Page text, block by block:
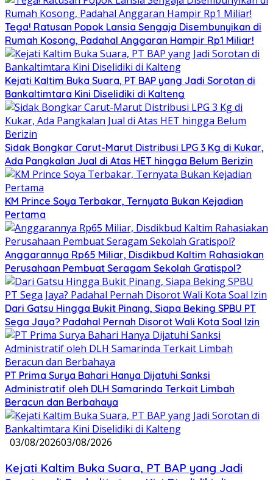
Tega! Ratusan Popok Lansia Sengaja Disembunyikan di
Rumah Kosong, Padahal Anggaran Hampir Rp1 Miliar!
Kejati Kaltim Buka Suara, PT BAP yang Jadi Sorotan di
Bankaltimtara Kini Diselidiki di Kalteng
Sidak Bongkar Carut-Marut Distribusi LPG 3 Kg di Kukar,
Ada Pangkalan Jual di Atas HET hingga Belum Berizin
KM Prince Soya Terbakar, Ternyata Bukan Kejadian
Pertama
Anggarannya Rp65 Miliar, Disdikbud Kaltim Rahasiakan
Perusahaan Pembuat Seragam Sekolah Gratispol?
Dari Gatsu Hingga Bukit Pinang, Siapa Beking SPBU PT
Sega Jaya? Padahal Pernah Disorot Wali Kota Soal Izin
PT Prima Surya Bahari Hanya Dijatuhi Sanksi
Administratif oleh DLH Samarinda Terkait Limbah
Beracun dan Berbahaya
03/08/202603/08/2026
Kejati Kaltim Buka Suara, PT BAP yang Jadi